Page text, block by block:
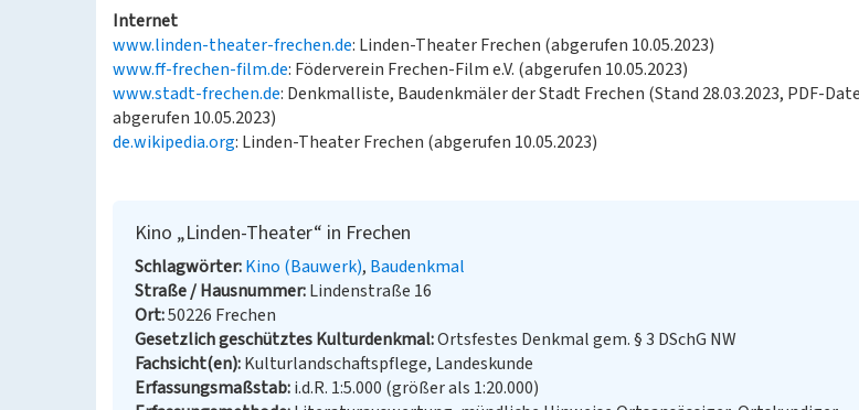
Internet
www.linden-theater-frechen.de: Linden-Theater Frechen (abgerufen 10.05.2023)
www.ff-frechen-film.de: Föderverein Frechen-Film e.V. (abgerufen 10.05.2023)
www.stadt-frechen.de: Denkmalliste, Baudenkmäler der Stadt Frechen (Stand 28.03.2023, PDF-
abgerufen 10.05.2023)
de.wikipedia.org: Linden-Theater Frechen (abgerufen 10.05.2023)
Kino „Linden-Theater“ in Frechen
Schlagwörter Kino (Bauwerk) Baudenkmal
Straße / Hausnummer Lindenstraße 16
Ort 50226 Frechen
Gesetzlich geschütztes Kulturdenkmal Ortsfestes Denkmal gem. § 3 DSchG NW
Fachsicht(en) Kulturlandschaftspflege, Landeskunde
Erfassungsmaßstab i.d.R. 1:5.000 (größer als 1:20.000)